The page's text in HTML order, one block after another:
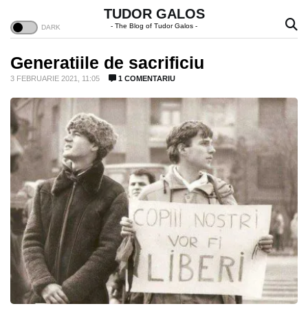
TUDOR GALOS
- The Blog of Tudor Galos -
Generatiile de sacrificiu
3 FEBRUARIE 2021, 11:05 1 COMENTARIU